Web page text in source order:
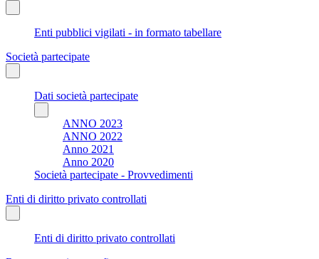
Enti pubblici vigilati - in formato tabellare
Società partecipate
Dati società partecipate
ANNO 2023
ANNO 2022
Anno 2021
Anno 2020
Società partecipate - Provvedimenti
Enti di diritto privato controllati
Enti di diritto privato controllati